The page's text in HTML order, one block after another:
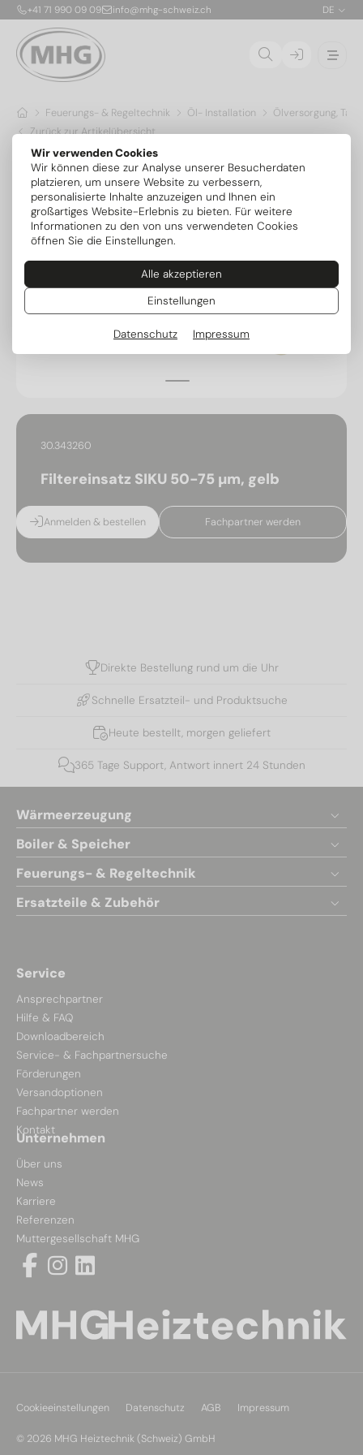
Wir verwenden Cookies
Wir können diese zur Analyse unserer Besucherdaten
platzieren, um unsere Website zu verbessern,
personalisierte Inhalte anzuzeigen und Ihnen ein
großartiges Website-Erlebnis zu bieten. Für weitere
Informationen zu den von uns verwendeten Cookies
öffnen Sie die Einstellungen.
Alle akzeptieren
Einstellungen
Datenschutz Impressum
+41 71 990 09 09 info@mhg-schweiz.ch DE
Feuerungs- & Regeltechnik Öl- Installation
Ölversorgung,
Zurück zur Artikelübersicht
30.343260
Filtereinsatz SIKU 50-75 µm, gelb
Anmelden & bestellen Fachpartner werden
Direkte Bestellung rund um die Uhr
Schnelle Ersatzteil- und Produktsuche
Heute bestellt, morgen geliefert
365 Tage Support, Antwort innert 24 Stunden
Wärmeerzeugung
Boiler & Speicher
Feuerungs- & Regeltechnik
Ersatzteile & Zubehör
Service
Ansprechpartner
Hilfe & FAQ
Downloadbereich
Service- & Fachpartnersuche
Förderungen
Versandoptionen
Fachpartner werden
Kontakt
Unternehmen
Über uns
News
Karriere
Referenzen
Muttergesellschaft MHG
Cookieeinstellungen Datenschutz AGB Impressum
© 2026 MHG Heiztechnik (Schweiz) GmbH